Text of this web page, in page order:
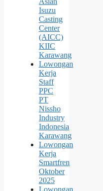
Isuzu
Casting
Center
(AICC)
KIIC
Karawang
Lowongan
Kerja
Staff
PPC
PT
Nissho
Industry
Indonesia
Karawang
Lowongan
Kerja
Smartfren
Oktober
2025